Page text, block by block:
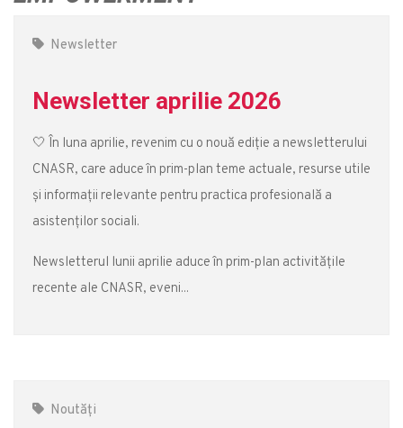
Newsletter
Newsletter aprilie 2026
🤍 În luna aprilie, revenim cu o nouă ediție a newsletterului
CNASR, care aduce în prim-plan teme actuale, resurse utile
și informații relevante pentru practica profesională a
asistenților sociali.
Newsletterul lunii aprilie aduce în prim-plan activitățile
recente ale CNASR, eveni...
Noutăți